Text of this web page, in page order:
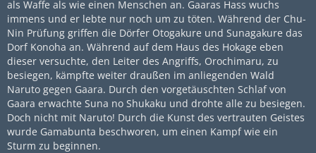
als Waffe als wie einen Menschen an. Gaaras Hass wuchs
immens und er lebte nur noch um zu töten. Während der Chu-
Nin Prüfung griffen die Dörfer Otogakure und Sunagakure das
Dorf Konoha an. Während auf dem Haus des Hokage eben
dieser versuchte, den Leiter des Angriffs, Orochimaru, zu
besiegen, kämpfte weiter draußen im anliegenden Wald
Naruto gegen Gaara. Durch den vorgetäuschten Schlaf von
Gaara erwachte Suna no Shukaku und drohte alle zu besiegen.
Doch nicht mit Naruto! Durch die Kunst des vertrauten Geistes
wurde Gamabunta beschworen, um einen Kampf wie ein
Sturm zu beginnen.